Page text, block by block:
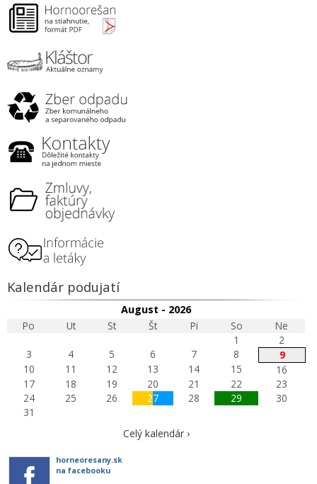
Kalendár podujatí
August - 2026
Po
Ut St Št Pi So
Ne
1
2
3
4 5 6 7 8
9
10
11 12 13 14 15
16
17
18 19 20 21 22
23
24
25 26 27 28 29
30
31
Celý kalendár ›
horneoresany.sk
na facebooku